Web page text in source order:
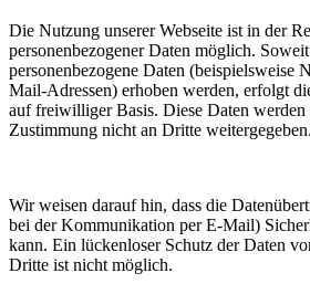
Die Nutzung unserer Webseite ist in der
personenbezogener Daten möglich.
personenbezogene Daten (beispielsweise
Mail-Adressen) erhoben werden, erfolgt
auf freiwilliger Basis. Diese Daten
Zustimmung nicht an Dritte weitergegeben.
Wir weisen darauf hin, dass die
bei der Kommunikation per E-Mail)
kann. Ein lückenloser Schutz der Daten
Dritte ist nicht möglich.